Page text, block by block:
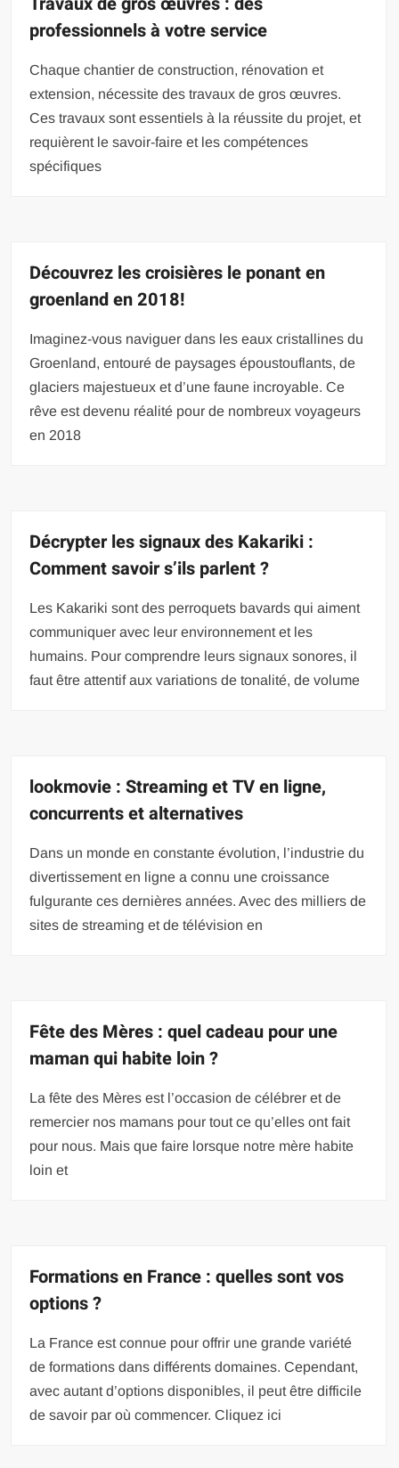
professionnels à votre service
Chaque chantier de construction, rénovation et
extension, nécessite des travaux de gros œuvres.
Ces travaux sont essentiels à la réussite du projet, et
requièrent le savoir-faire et les compétences
spécifiques
Découvrez les croisières le ponant en
groenland en 2018!
Imaginez-vous naviguer dans les eaux cristallines du
Groenland, entouré de paysages époustouflants, de
glaciers majestueux et d’une faune incroyable. Ce
rêve est devenu réalité pour de nombreux voyageurs
en 2018
Décrypter les signaux des Kakariki :
Comment savoir s’ils parlent ?
Les Kakariki sont des perroquets bavards qui aiment
communiquer avec leur environnement et les
humains. Pour comprendre leurs signaux sonores, il
faut être attentif aux variations de tonalité, de volume
lookmovie : Streaming et TV en ligne,
concurrents et alternatives
Dans un monde en constante évolution, l’industrie du
divertissement en ligne a connu une croissance
fulgurante ces dernières années. Avec des milliers de
sites de streaming et de télévision en
Fête des Mères : quel cadeau pour une
maman qui habite loin ?
La fête des Mères est l’occasion de célébrer et de
remercier nos mamans pour tout ce qu’elles ont fait
pour nous. Mais que faire lorsque notre mère habite
loin et
Formations en France : quelles sont vos
options ?
La France est connue pour offrir une grande variété
de formations dans différents domaines. Cependant,
avec autant d’options disponibles, il peut être difficile
de savoir par où commencer. Cliquez ici